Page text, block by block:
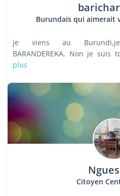
Burundais qui aimerait
je viens au Burundi,je
BARANDEREKA, Non je suis
plus
Citoyen